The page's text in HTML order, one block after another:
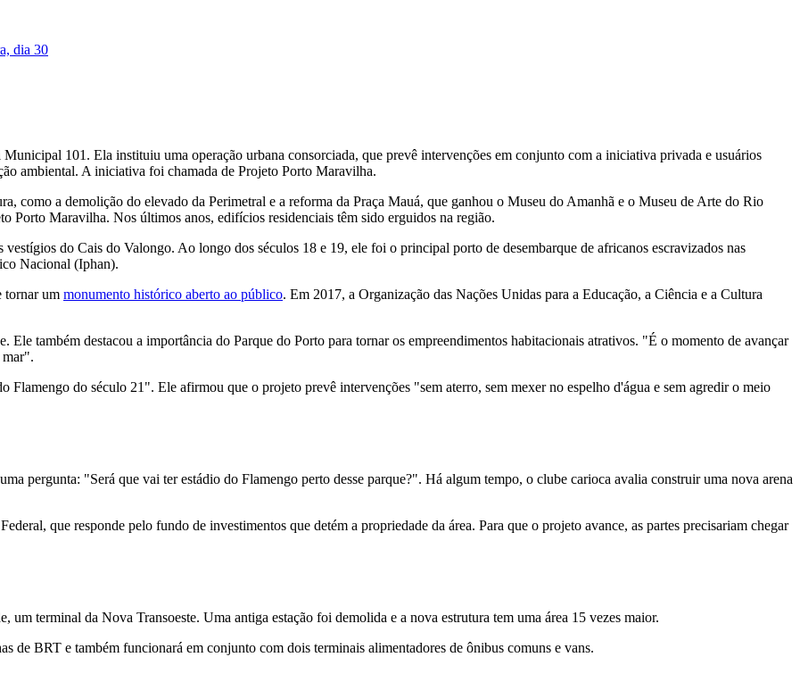
dia 30
101. Ela instituiu uma operação urbana consorciada, que prevê intervenções em conjunto com a iniciativa privada e usuários
ambiental. A iniciativa foi chamada de Projeto Porto Maravilha.
como a demolição do elevado da Perimetral e a reforma da Praça Mauá, que ganhou o Museu do Amanhã e o Museu de Arte do Rio
Porto Maravilha. Nos últimos anos, edifícios residenciais têm sido erguidos na região.
do Cais do Valongo. Ao longo dos séculos 18 e 19, ele foi o principal porto de desembarque de africanos escravizados nas
Nacional (Iphan).
tornar um monumento histórico aberto ao público. Em 2017, a Organização das Nações Unidas para a Educação, a Ciência e a Cultura
Ele também destacou a importância do Parque do Porto para tornar os empreendimentos habitacionais atrativos. "É o momento de avançar
mar".
Flamengo do século 21". Ele afirmou que o projeto prevê intervenções "sem aterro, sem mexer no espelho d'água e sem agredir o meio
pergunta: "Será que vai ter estádio do Flamengo perto desse parque?". Há algum tempo, o clube carioca avalia construir uma nova arena
que responde pelo fundo de investimentos que detém a propriedade da área. Para que o projeto avance, as partes precisariam chegar
um terminal da Nova Transoeste. Uma antiga estação foi demolida e a nova estrutura tem uma área 15 vezes maior.
de BRT e também funcionará em conjunto com dois terminais alimentadores de ônibus comuns e vans.